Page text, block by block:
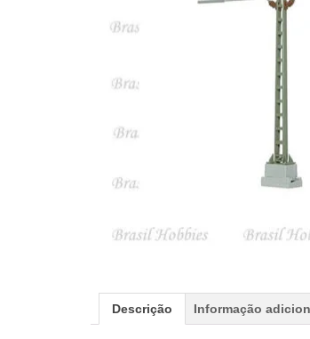
Descrição Informação